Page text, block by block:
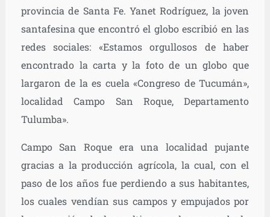
provincia de Santa Fe. Yanet Rodríguez, la joven
santafesina que encontró el globo escribió en las
redes sociales: «Estamos orgullosos de haber
encontrado la carta y la foto de un globo que
largaron de la es cuela «Congreso de Tucumán»,
localidad Campo San Roque, Departamento
Tulumba».
Campo San Roque era una localidad pujante
gracias a la producción agrícola, la cual, con el
paso de los años fue perdiendo a sus habitantes,
los cuales vendían sus campos y empujados por